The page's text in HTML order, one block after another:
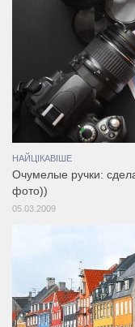
НАЙЦІКАВІШЕ
Очумелые ручки:
фото))
05.03.2009